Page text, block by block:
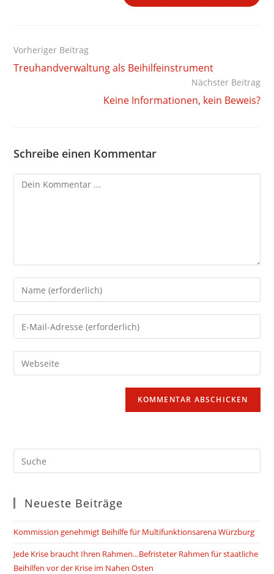
Weitere
Artikel
ansehen
Vorheriger Beitrag
Treuhandverwaltung als Beihilfeinstrument
Nächster Beitrag
Keine Informationen, kein Beweis?
Schreibe einen Kommentar
Kommentieren
Gib
deinen
Namen
oder
zum
Kommentieren
Gib
deine
E-
Mail-
Gib
deine
Neueste Beiträge
Kommission genehmigt Beihilfe für Multifunktionsarena Würzburg
Jede Krise braucht Ihren Rahmen…Befristeter Rahmen für staatliche
Beihilfen vor der Krise im Nahen Osten